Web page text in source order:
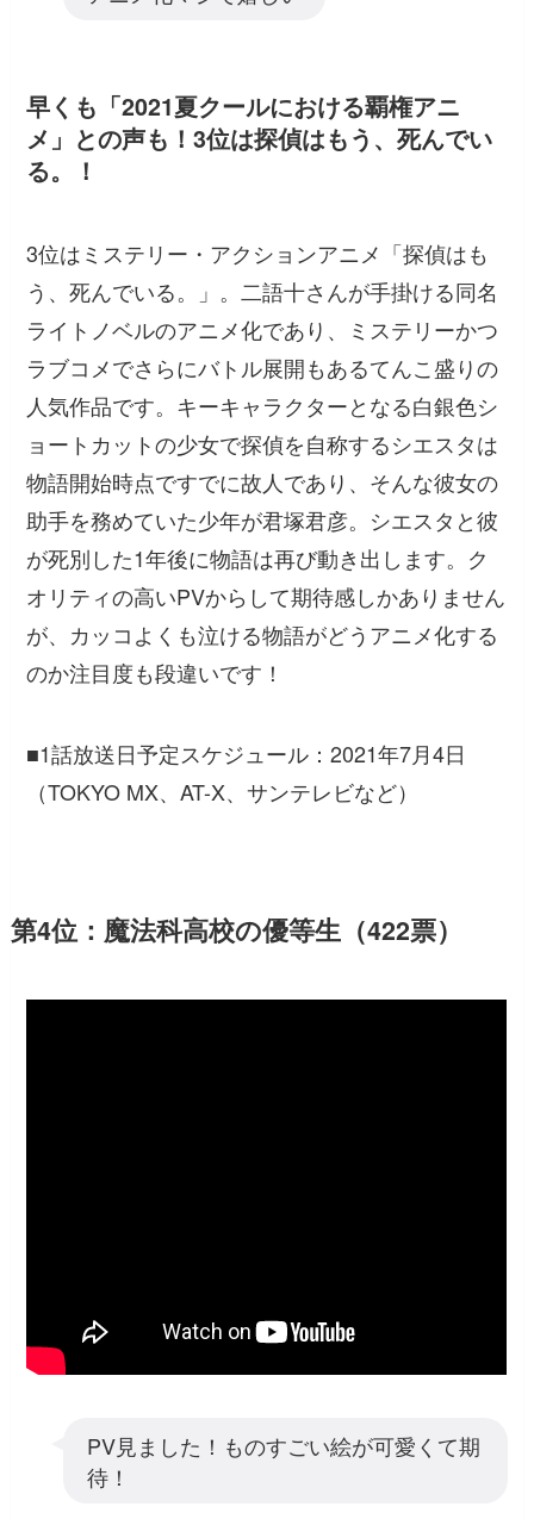
早くも「2021夏クールにおける覇権アニ
メ」との声も！3位は探偵はもう、死んでい
る。！
3位はミステリー・アクションアニメ「探偵はも
う、死んでいる。」。二語十さんが手掛ける同名
ライトノベルのアニメ化であり、ミステリーかつ
ラブコメでさらにバトル展開もあるてんこ盛りの
人気作品です。キーキャラクターとなる白銀色シ
ョートカットの少女で探偵を自称するシエスタは
物語開始時点ですでに故人であり、そんな彼女の
助手を務めていた少年が君塚君彦。シエスタと彼
が死別した1年後に物語は再び動き出します。ク
オリティの高いPVからして期待感しかありません
が、カッコよくも泣ける物語がどうアニメ化する
のか注目度も段違いです！
■1話放送日予定スケジュール：2021年7月4日
（TOKYO MX、AT-X、サンテレビなど）
第4位：魔法科高校の優等生（422票）
PV見ました！ものすごい絵が可愛くて期
待！